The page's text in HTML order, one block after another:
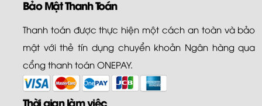
Thanh toán được thực hiện một cách an toàn và bảo
mật với thẻ tín dụng chuyển khoản Ngân hàng qua
cổng thanh toán ONEPAY.
Thời gian làm việc